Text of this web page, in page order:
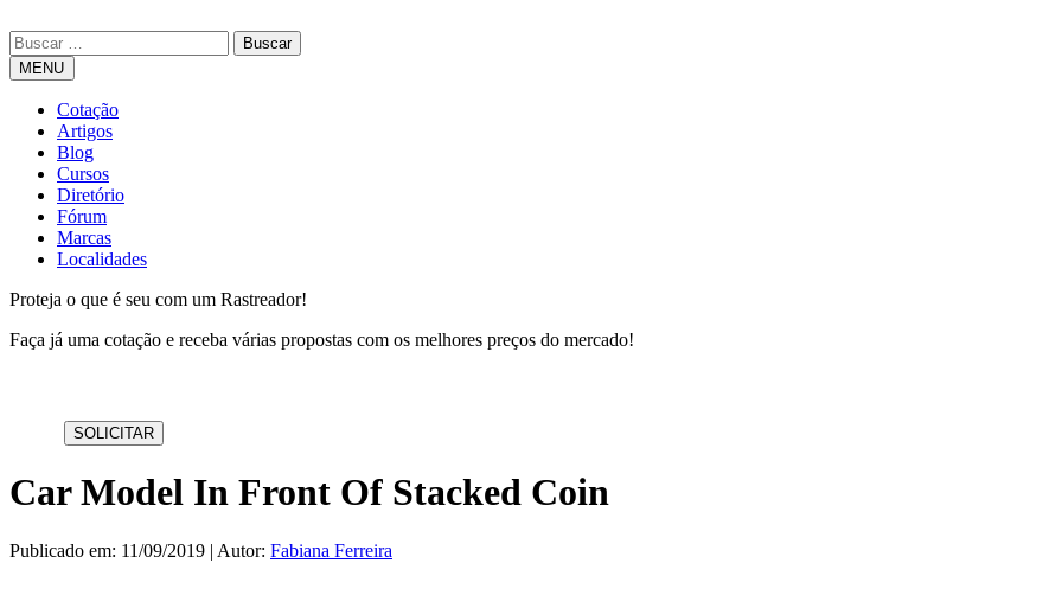
MENU
Cotação
Artigos
Blog
Cursos
Diretório
Fórum
Marcas
Localidades
Proteja o que é seu com um Rastreador!
Faça já uma cotação e receba várias propostas com os melhores preços do mercado!
Car Model In Front Of Stacked Coin
Publicado em: 11/09/2019 | Autor: Fabiana Ferreira